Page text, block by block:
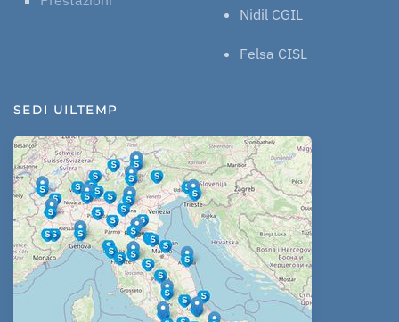
Nidil CGIL
Felsa CISL
SEDI UILTEMP